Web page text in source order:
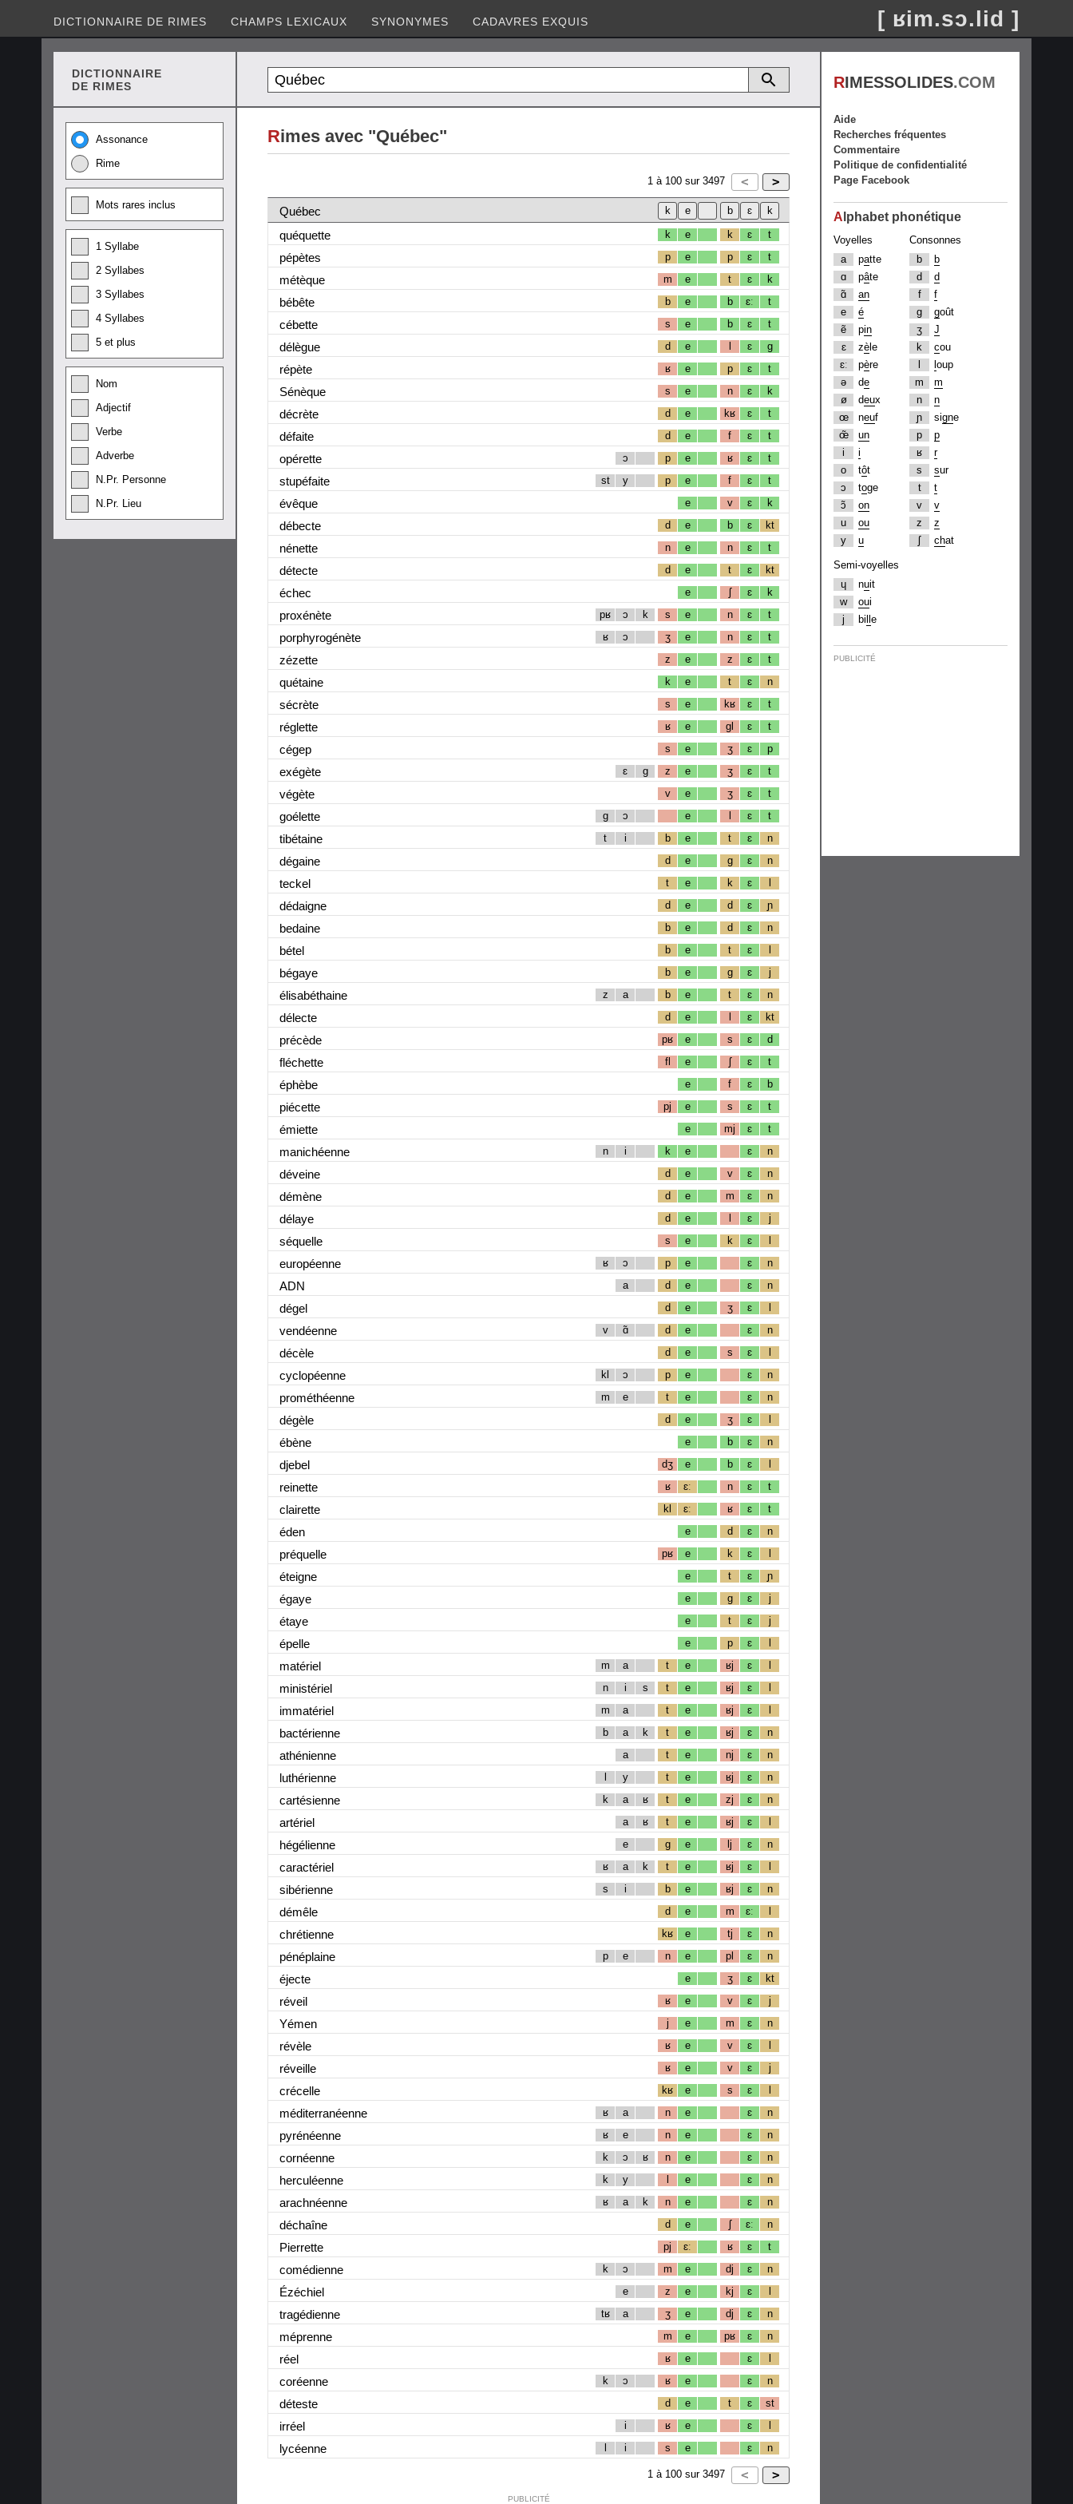
DICTIONNAIRE DE RIMES CHAMPS LEXICAUX SYNONYMES CADAVRES EXQUIS [ ʁim.sɔ.lid ]
DICTIONNAIRE
DE RIMES
Assonance
Rime
Mots rares inclus
1 Syllabe
2 Syllabes
3 Syllabes
4 Syllabes
5 et plus
Nom
Adjectif
Verbe
Adverbe
N.Pr. Personne
N.Pr. Lieu
Rimes avec "Québec"
1 à 100 sur 3497
Québec
quéquette
k e k ɛ t
pépètes p e p ɛ t
métèque m e t ɛ k
bébête b e b ɛː t
cébette s e b ɛ t
délègue d e l ɛ g
répète ʁ e p ɛ t
Sénèque s e n ɛ k
décrète d e kʁ ɛ t
défaite d e f ɛ t
opérette ɔ p e ʁ ɛ t
stupéfaite st y p e f ɛ t
évêque e v ɛ k
débecte d e b ɛ kt
nénette n e n ɛ t
détecte d e t ɛ kt
échec e ʃ ɛ k
proxénète pʁ ɔ k s e n ɛ t
porphyrogénète ʁ ɔ ʒ e n ɛ t
zézette z e z ɛ t
quétaine k e t ɛ n
sécrète s e kʁ ɛ t
réglette ʁ e gl ɛ t
cégep s e ʒ ɛ p
exégète ɛ g z e ʒ ɛ t
végète v e ʒ ɛ t
goélette g ɔ e l ɛ t
tibétaine t i b e t ɛ n
dégaine d e g ɛ n
teckel t e k ɛ l
dédaigne d e d ɛ ɲ
bedaine b e d ɛ n
bétel b e t ɛ l
bégaye b e g ɛ j
élisabéthaine z a b e t ɛ n
délecte d e l ɛ kt
précède pʁ e s ɛ d
fléchette fl e ʃ ɛ t
éphèbe e f ɛ b
piécette pj e s ɛ t
émiette e mj ɛ t
manichéenne n i k e ɛ n
déveine d e v ɛ n
démène d e m ɛ n
délaye d e l ɛ j
séquelle s e k ɛ l
européenne ʁ ɔ p e ɛ n
ADN a d e ɛ n
dégel d e ʒ ɛ l
vendéenne v ɑ̃ d e ɛ n
décèle d e s ɛ l
cyclopéenne kl ɔ p e ɛ n
prométhéenne m e t e ɛ n
dégèle d e ʒ ɛ l
ébène e b ɛ n
djebel dʒ e b ɛ l
reinette ʁ ɛː n ɛ t
clairette kl ɛː ʁ ɛ t
éden e d ɛ n
préquelle pʁ e k ɛ l
éteigne e t ɛ ɲ
égaye e g ɛ j
étaye e t ɛ j
épelle e p ɛ l
matériel m a t e ʁj ɛ l
ministériel n i s t e ʁj ɛ l
immatériel m a t e ʁj ɛ l
bactérienne b a k t e ʁj ɛ n
athénienne a t e nj ɛ n
luthérienne l y t e ʁj ɛ n
cartésienne k a ʁ t e zj ɛ n
artériel a ʁ t e ʁj ɛ l
hégélienne e g e lj ɛ n
caractériel ʁ a k t e ʁj ɛ l
sibérienne s i b e ʁj ɛ n
démêle d e m ɛː l
chrétienne kʁ e tj ɛ n
pénéplaine p e n e pl ɛ n
éjecte e ʒ ɛ kt
réveil ʁ e v ɛ j
Yémen j e m ɛ n
révèle ʁ e v ɛ l
réveille ʁ e v ɛ j
crécelle kʁ e s ɛ l
méditerranéenne ʁ a n e ɛ n
pyrénéenne ʁ e n e ɛ n
cornéenne k ɔ ʁ n e ɛ n
herculéenne k y l e ɛ n
arachnéenne ʁ a k n e ɛ n
déchaîne d e ʃ ɛː n
Pierrette pj ɛː ʁ ɛ t
comédienne k ɔ m e dj ɛ n
Ézéchiel e z e kj ɛ l
tragédienne tʁ a ʒ e dj ɛ n
méprenne m e pʁ ɛ n
réel ʁ e ɛ l
coréenne k ɔ ʁ e ɛ n
déteste d e t ɛ st
irréel i ʁ e ɛ l
lycéenne l i s e ɛ n
1 à 100 sur 3497
PUBLICITÉ
RIMESSOLIDES.COM
Aide
Recherches fréquentes
Commentaire
Politique de confidentialité
Page Facebook
A lphabet phonétique
Voyelles
a
patte
ɑ
pâte
ɑ̃
an
e
é
ẽ
pin
ɛ
zè le
ɛː
père
ə
de
ø
deux
œ
neuf
œ̃
un
i
i
o
tôt
ɔ
toge
ɔ̃
on
u
ou
y
u
Consonnes
b
b
d
d
f
f
g
goût
ʒ
J
k
cou
oup
m
m
n
n
ɲ
signe
p
p
ʁ
r
s
sur
t
t
v
v
z
z
ʃ
chat
Semi-voyelles
ɥ
nuit
w
oui
j
bi e
PUBLICITÉ